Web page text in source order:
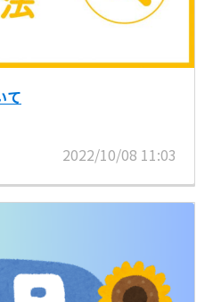
て
2022/10/08 11:03